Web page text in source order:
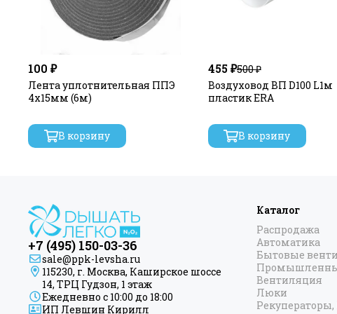
двигателя к корпусу вентилятора. Вентилятор II класса
Основные преимущества
Модель оснащена обратным клапаном, что
воздуха от включенного вентилятора. Шариковые
В обычных вентиляторах вибрация и шум от двигателя
шум от двигателя гасятся резинометаллическими
Silent вентилятор для ванной комнаты и для туалета.
Являются самыми тихими в мире, в своей категории.
100 ₽
Лента уплотнительная ППЭ
4х15мм (6м)
В корзину
455 ₽500 ₽
Воздуховод ВП D100 L1м
пластик ERA
В корзину
+7 (495) 150-03-36
sale@ppk-levsha.ru
115230, г. Москва, Каширское шоссе
14, ТРЦ Гудзон, 1 этаж
Ежедневно с 10:00 до 18:00
ИП Левшин Кирилл
Каталог
Распродажа
Автоматика
Бытовые
Вентиляция
Люки